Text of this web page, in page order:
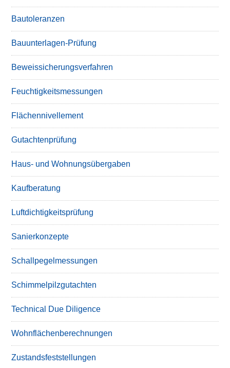
Bautoleranzen
Bauunterlagen-Prüfung
Beweissicherungsverfahren
Feuchtigkeitsmessungen
Flächennivellement
Gutachtenprüfung
Haus- und Wohnungsübergaben
Kaufberatung
Luftdichtigkeitsprüfung
Sanierkonzepte
Schallpegelmessungen
Schimmelpilzgutachten
Technical Due Diligence
Wohnflächenberechnungen
Zustandsfeststellungen